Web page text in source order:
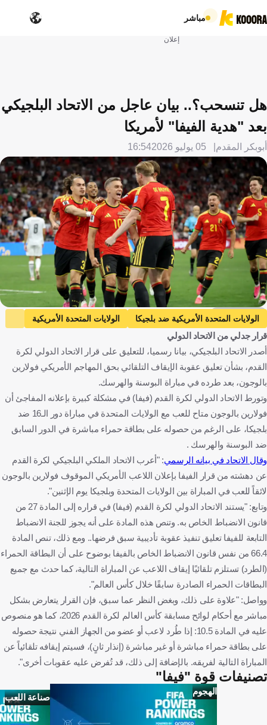
مباشر
إعلان
هل تنسحب؟.. بيان عاجل من الاتحاد البلجيكي
بعد "هدية الفيفا" لأمريكا
أبوبكر المقدم 05 يوليو 2026 16:54
Getty Images
الولايات المتحدة الأمريكية ضد بلجيكا
الولايات المتحدة الأمريكية
بلجيكا
كأس العالم
بلجيكا
كرة قدم
قرار جدلي من الاتحاد الدولي
أصدر الاتحاد البلجيكي، بيانا رسميا، للتعليق على قرار الاتحاد الدولي لكرة
القدم، بشأن تعليق عقوبة الإيقاف التلقائي بحق المهاجم الأمريكي فولارين
بالوجون، بعد طرده في مباراة البوسنة والهرسك.
وتورط الاتحاد الدولي لكرة القدم (فيفا) في مشكلة كبيرة بإعلانه المفاجئ أن
فولارين بالوجون متاح للعب مع الولايات المتحدة في مباراة دور الـ16 ضد
بلجيكا، على الرغم من حصوله على بطاقة حمراء مباشرة في الدور السابق
ضد البوسنة والهرسك .
وقال الاتحاد في بيانه الرسمي: "أعرب الاتحاد الملكي البلجيكي لكرة القدم
عن دهشته من قرار الفيفا بإعلان اللاعب الأمريكي الموقوف فولارين بالوجون
لائقاً للعب في المباراة بين الولايات المتحدة وبلجيكا يوم الإثنين".
وتابع: "يستند الاتحاد الدولي لكرة القدم (فيفا) في قراره إلى المادة 27 من
قانون الانضباط الخاص به. وتنص هذه المادة على أنه يجوز للجنة الانضباط
التابعة للفيفا تعليق تنفيذ عقوبة تأديبية سبق فرضها.. ومع ذلك، تنص المادة
66.4 من نفس قانون الانضباط الخاص بالفيفا بوضوح على أن البطاقة الحمراء
(الطرد) تستلزم تلقائيًا إيقاف اللاعب عن المباراة التالية، كما حدث مع جميع
البطاقات الحمراء الصادرة سابقًا خلال كأس العالم".
وواصل: "علاوة على ذلك، وبغض النظر عما سبق، فإن القرار يتعارض بشكل
مباشر مع أحكام لوائح مسابقة كأس العالم لكرة القدم 2026، كما هو منصوص
عليه في المادة 10.5: إذا طُرد لاعب أو عضو من الجهاز الفني نتيجة حصوله
على بطاقة حمراء مباشرة أو غير مباشرة (إنذار ثانٍ)، فسيتم إيقافه تلقائياً عن
المباراة التالية لفريقه. بالإضافة إلى ذلك، قد تُفرض عليه عقوبات أخرى".
تصنيفات قوة "فيفا"
الهجوم
صناعة اللعب